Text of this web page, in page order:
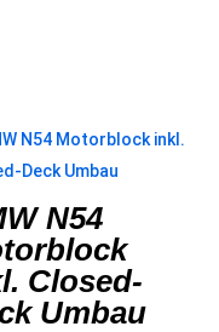
N54
Closed-
Umbau